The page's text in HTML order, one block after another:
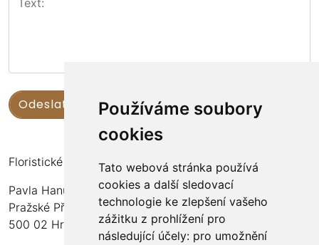
Používáme soubory
cookies
Tato webová stránka používá
cookies a další sledovací
technologie ke zlepšení vašeho
zážitku z prohlížení pro
následující účely: pro umožnění
Floristické kurzy Violet - Bc. Veronika Němečková
Pavla Hanuše 252
Pražské Předměstí
500 02 Hradec Králové